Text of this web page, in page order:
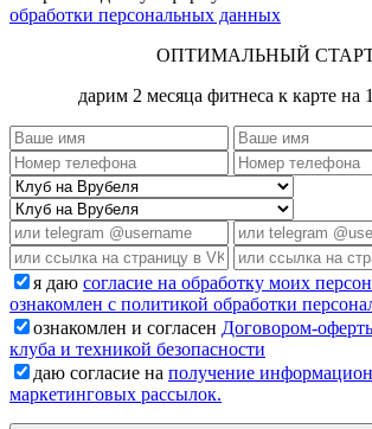
обработки персональных данных
ОПТИМАЛЬНЫЙ
дарим 2 месяца фитнеса к карте на
я даю согласие на обработку моих
ознакомлен с политикой обработки
ознакомлен и согласен Договором-
клуба и техникой безопасности
даю согласие на получение
маркетинговых рассылок.